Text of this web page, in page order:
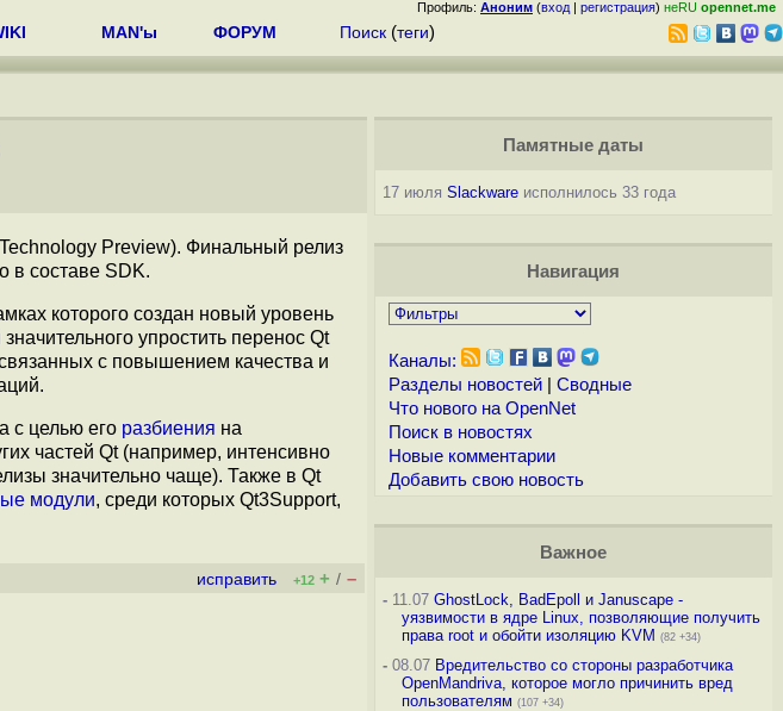
Профиль: Аноним (вход | регистрация) неRU opennet.me
MAN'ы ФОРУМ Поиск (теги)
Preview). Финальный релиз
в составе SDK.
которого создан новый уровень
упростить перенос Qt
с повышением качества и
с целью его разбиения на
частей Qt (например, интенсивно
значительно чаще). Также в Qt
модули, среди которых Qt3Support,
исправить +12 + / –
Памятные даты
17 июля Slackwareисполнилось 33 года
Навигация
Каналы:
Разделы новостей| Сводные
Что нового на OpenNet
Поиск в новостях
Новые комментарии
Добавить свою новость
Важное
-11.07 GhostLock, BadEpoll и Januscape -
уязвимости в ядре Linux, позволяющие получить
права root и обойти изоляцию KVM (82 +34)
-08.07 Вредительство со стороны разработчика
OpenMandriva, которое могло причинить вред
пользователям (107 +34)